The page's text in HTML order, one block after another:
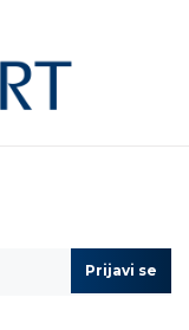
Prijavi se